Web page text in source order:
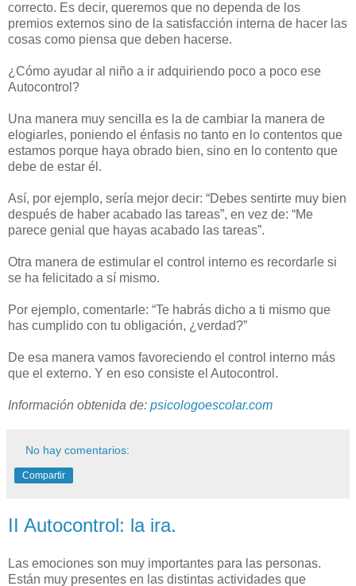
correcto. Es decir, queremos que no dependa de los
premios externos sino de la satisfacción interna de hacer las
cosas como piensa que deben hacerse.
¿Cómo ayudar al niño a ir adquiriendo poco a poco ese
Autocontrol?
Una manera muy sencilla es la de cambiar la manera de
elogiarles, poniendo el énfasis no tanto en lo contentos que
estamos porque haya obrado bien, sino en lo contento que
debe de estar él.
Así, por ejemplo, sería mejor decir: “Debes sentirte muy bien
después de haber acabado las tareas”, en vez de: “Me
parece genial que hayas acabado las tareas”.
Otra manera de estimular el control interno es recordarle si
se ha felicitado a sí mismo.
Por ejemplo, comentarle: “Te habrás dicho a ti mismo que
has cumplido con tu obligación, ¿verdad?”
De esa manera vamos favoreciendo el control interno más
que el externo. Y en eso consiste el Autocontrol.
Información obtenida de: psicologoescolar.com
No hay comentarios:
Compartir
II Autocontrol: la ira.
Las emociones son muy importantes para las personas.
Están muy presentes en las distintas actividades que